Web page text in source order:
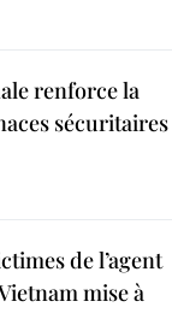
renforce la
sécuritaires
de l’agent
mise à